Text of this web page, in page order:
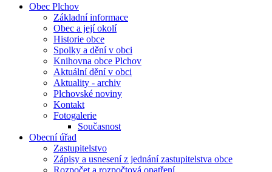
Obec Plchov
Základní informace
Obec a její okolí
Historie obce
Spolky a dění v obci
Knihovna obce Plchov
Aktuální dění v obci
Aktuality - archiv
Plchovské noviny
Kontakt
Fotogalerie
Současnost
Obecní úřad
Zastupitelstvo
Zápisy a usnesení z jednání zastupitelstva obce
Rozpočet a rozpočtová opatření